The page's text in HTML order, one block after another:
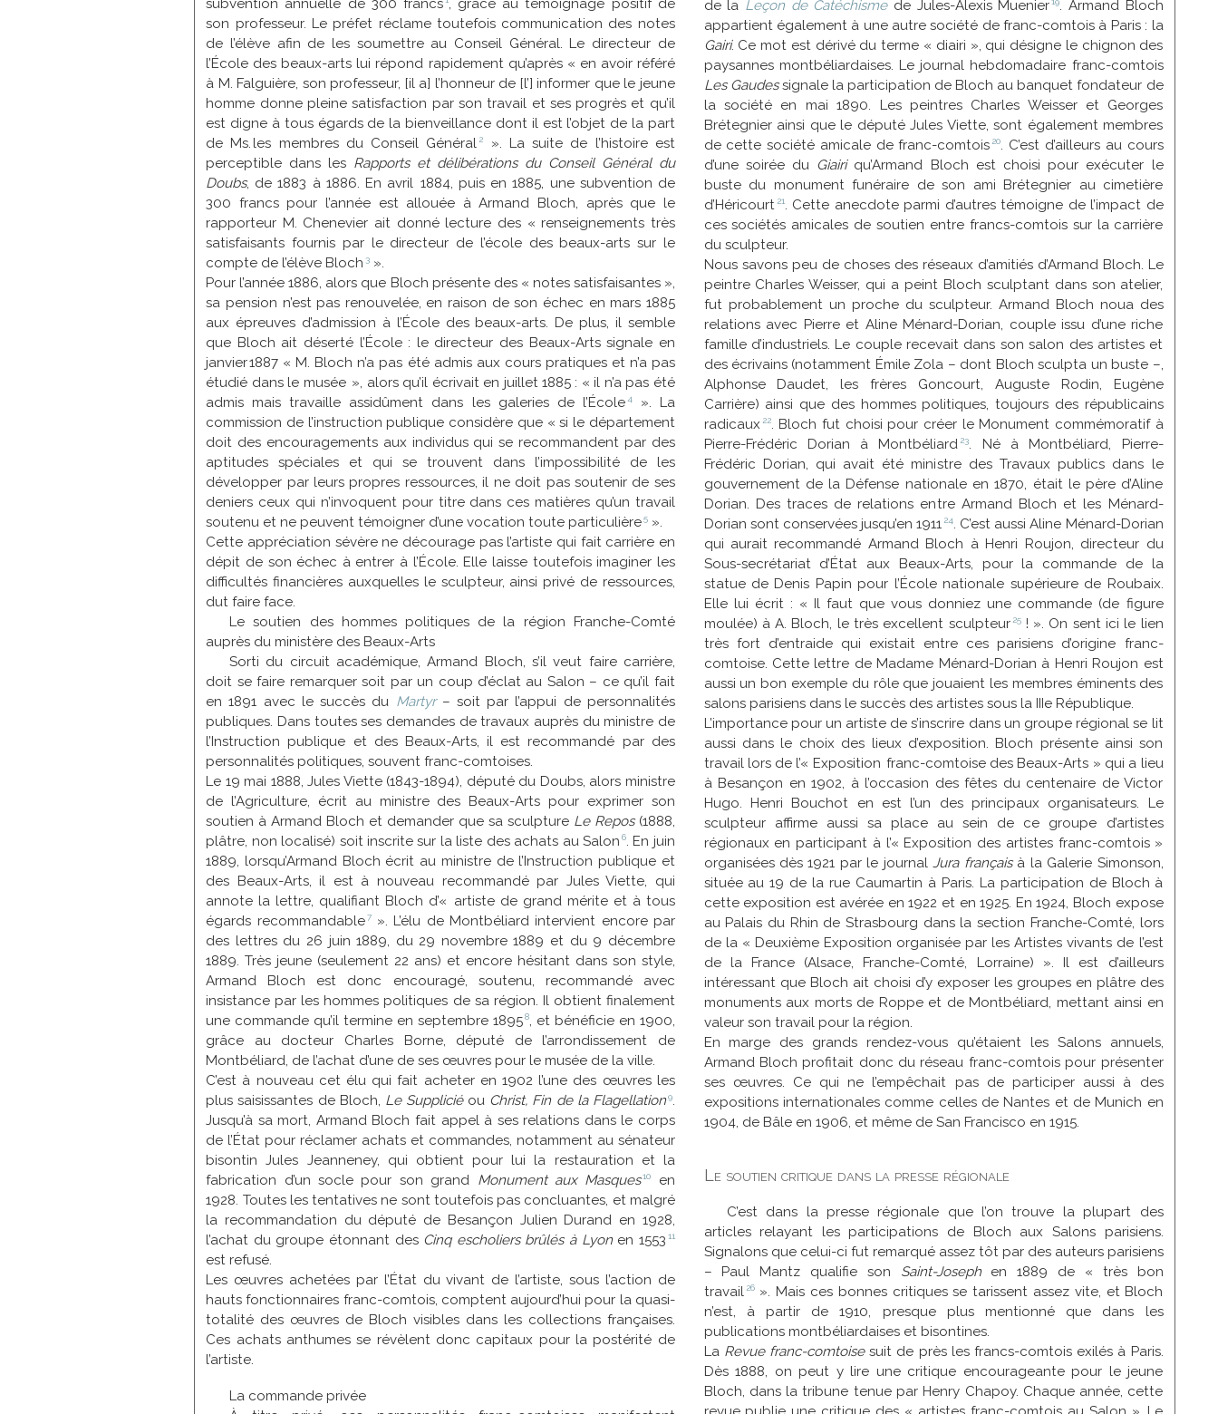
subvention annuelle de 300 francs , grâce au témoignage positif de
son professeur. Le préfet réclame toutefois communication des notes
de l’élève afin de les soumettre au Conseil Général. Le directeur de
l’École des beaux-arts lui répond rapidement qu’après « en avoir référé
à M. Falguière, son professeur, [il a] l’honneur de [l’] informer que le jeune
homme donne pleine satisfaction par son travail et ses progrès et qu’il
est digne à tous égards de la bienveillance dont il est l’objet de la part
de Ms. les membres du Conseil Général 2
». La suite de l’histoire est
perceptible dans les Rapports et délibérations du Conseil Général du
Doubs, de 1883 à 1886. En avril 1884, puis en 1885, une subvention de
300 francs pour l’année est allouée à Armand Bloch, après que le
rapporteur M. Chenevier ait donné lecture des « renseignements très
satisfaisants fournis par le directeur de l’école des beaux-arts sur le
compte de l’élève Bloch 3 ».
Pour l’année 1886, alors que Bloch présente des « notes satisfaisantes »,
sa pension n’est pas renouvelée, en raison de son échec en mars 1885
aux épreuves d’admission à l’École des beaux-arts. De plus, il semble
que Bloch ait déserté l’École : le directeur des Beaux-Arts signale en
janvier 1887 « M. Bloch n’a pas été admis aux cours pratiques et n’a pas
étudié dans le musée », alors qu’il écrivait en juillet 1885 : « il n’a pas été
admis mais travaille assidûment dans les galeries de l’École 4». La
commission de l’instruction publique considère que « si le département
doit des encouragements aux individus qui se recommandent par des
aptitudes spéciales et qui se trouvent dans l’impossibilité de les
développer par leurs propres ressources, il ne doit pas soutenir de ses
deniers ceux qui n’invoquent pour titre dans ces matières qu’un travail
soutenu et ne peuvent témoigner d’une vocation toute particulière 5 ».
Cette appréciation sévère ne décourage pas l’artiste qui fait carrière en
dépit de son échec à entrer à l’École. Elle laisse toutefois imaginer les
difficultés financières auxquelles le sculpteur, ainsi privé de ressources,
dut faire face.
Le soutien des hommes politiques de la région Franche-Comté
auprès du ministère des Beaux-Arts
Sorti du circuit académique, Armand Bloch, s’il veut faire carrière,
doit se faire remarquer soit par un coup d’éclat au Salon – ce qu’il fait
en 1891 avec le succès du Martyr– soit par l’appui de personnalités
publiques. Dans toutes ses demandes de travaux auprès du ministre de
l’Instruction publique et des Beaux-Arts, il est recommandé par des
personnalités politiques, souvent franc-comtoises.
Le 19 mai 1888, Jules Viette (1843-1894), député du Doubs, alors ministre
de l’Agriculture, écrit au ministre des Beaux-Arts pour exprimer son
soutien à Armand Bloch et demander que sa sculpture Le Repos(1888,
plâtre, non localisé) soit inscrite sur la liste des achats au Salon 6. En juin
1889, lorsqu’Armand Bloch écrit au ministre de l’Instruction publique et
des Beaux-Arts, il est à nouveau recommandé par Jules Viette, qui
annote la lettre, qualifiant Bloch d’« artiste de grand mérite et à tous
égards recommandable 7». L’élu de Montbéliard intervient encore par
des lettres du 26 juin 1889, du 29 novembre 1889 et du 9 décembre
1889. Très jeune (seulement 22 ans) et encore hésitant dans son style,
Armand Bloch est donc encouragé, soutenu, recommandé avec
insistance par les hommes politiques de sa région. Il obtient finalement
une commande qu’il termine en septembre 18958, et bénéficie en 1900,
grâce au docteur Charles Borne, député de l’arrondissement de
Montbéliard, de l’achat d’une de ses œuvres pour le musée de la ville.
C’est à nouveau cet élu qui fait acheter en 1902 l’une des œuvres les
plus saisissantes de Bloch, Le Suppliciéou Christ, Fin de la Flagellation9.
Jusqu’à sa mort, Armand Bloch fait appel à ses relations dans le corps
de l’État pour réclamer achats et commandes, notamment au sénateur
bisontin Jules Jeanneney, qui obtient pour lui la restauration et la
fabrication d’un socle pour son grand Monument aux Masques10
en
1928. Toutes les tentatives ne sont toutefois pas concluantes, et malgré
la recommandation du député de Besançon Julien Durand en 1928,
l’achat du groupe étonnant des Cinq escholiers brûlés à Lyonen 1553 11
est refusé.
Les œuvres achetées par l’État du vivant de l’artiste, sous l’action de
hauts fonctionnaires franc-comtois, comptent aujourd’hui pour la quasi-
totalité des œuvres de Bloch visibles dans les collections françaises.
Ces achats anthumes se révèlent donc capitaux pour la postérité de
l’artiste.
La commande privée
de la Leçon de Catéchismede Jules-Alexis Muenier
. Armand Bloch
appartient également à une autre société de franc-comtois à Paris : la
Gairi. Ce mot est dérivé du terme « diairi », qui désigne le chignon des
paysannes montbéliardaises. Le journal hebdomadaire franc-comtois
Les Gaudessignale la participation de Bloch au banquet fondateur de
la société en mai 1890. Les peintres Charles Weisser et Georges
Brétegnier ainsi que le député Jules Viette, sont également membres
de cette société amicale defranc-comtois 20. C’est d’ailleurs au cours
d’une soirée du Giairiqu’Armand Bloch est choisi pour exécuter le
buste du monument funéraire de son ami Brétegnier au cimetière
d’Héricourt 21. Cette anecdote parmi d’autres témoigne de l’impact de
ces sociétés amicales de soutien entre francs-comtois sur la carrière
du sculpteur.
Nous savons peu de choses des réseaux d’amitiés d’Armand Bloch. Le
peintre Charles Weisser, qui a peint Bloch sculptant dans son atelier,
fut probablement un proche du sculpteur. Armand Bloch noua des
relations avec Pierre et Aline Ménard-Dorian, couple issu d’une riche
famille d’industriels. Le couple recevait dans son salon des artistes et
des écrivains (notamment Émile Zola – dont Bloch sculpta un buste –,
Alphonse Daudet, les frères Goncourt, Auguste Rodin, Eugène
Carrière) ainsi que des hommes politiques, toujours des républicains
radicaux 22. Bloch fut choisi pour créer le Monument commémoratif à
Pierre-Frédéric Dorian à Montbéliard 23. Né à Montbéliard, Pierre-
Frédéric Dorian, qui avait été ministre des Travaux publics dans le
gouvernement de la Défense nationale en 1870, était le père d’Aline
Dorian. Des traces de relations entre Armand Bloch et les Ménard-
Dorian sont conservées jusqu’en 1911 24. C’est aussi Aline Ménard-Dorian
qui aurait recommandé Armand Bloch à Henri Roujon, directeur du
Sous-secrétariat d’État aux Beaux-Arts, pour la commande de la
statue de Denis Papin pour l’École nationale supérieure de Roubaix.
Elle lui écrit : « Il faut que vous donniez une commande (de figure
moulée) à A. Bloch, le très excellent sculpteur 25! ». On sent ici le lien
très fort d’entraide qui existait entre ces parisiens d’origine franc-
comtoise. Cette lettre de Madame Ménard-Dorian à Henri Roujon est
aussi un bon exemple du rôle que jouaient les membres éminents des
salons parisiens dans le succès des artistes sous la IIIe République.
L’importance pour un artiste de s’inscrire dans un groupe régional se lit
aussi dans le choix des lieux d’exposition. Bloch présente ainsi son
travail lors de l’« Exposition franc-comtoise des Beaux-Arts » qui a lieu
à Besançon en 1902, à l’occasion des fêtes du centenaire de Victor
Hugo. Henri Bouchot en est l’un des principaux organisateurs. Le
sculpteur affirme aussi sa place au sein de ce groupe d’artistes
régionaux en participant à l’« Exposition des artistes franc-comtois »
organisées dès 1921 par le journalJura françaisà la Galerie Simonson,
située au 19 de la rue Caumartin à Paris. La participation de Bloch à
cette exposition est avérée en 1922 et en 1925. En 1924, Bloch expose
au Palais du Rhin de Strasbourg dans la section Franche-Comté, lors
de la « Deuxième Exposition organisée par les Artistes vivants de l’est
de la France (Alsace, Franche-Comté, Lorraine) ». Il est d’ailleurs
intéressant que Bloch ait choisi d’y exposer les groupes en plâtre des
monuments aux morts de Roppe et de Montbéliard, mettant ainsi en
valeur son travail pour la région.
En marge des grands rendez-vous qu’étaient les Salons annuels,
Armand Bloch profitait donc du réseau franc-comtois pour présenter
ses œuvres. Ce qui ne l’empêchait pas de participer aussi à des
expositions internationales comme celles de Nantes et de Munich en
1904, de Bâle en 1906, et même de San Francisco en 1915.
Le soutien critique dans la presse régionale
C’est dans la presse régionale que l’on trouve la plupart des
articles relayant les participations de Bloch aux Salons parisiens.
Signalons que celui-ci fut remarqué assez tôt par des auteurs parisiens
– Paul Mantz qualifie son Saint-Josephen 1889 de « très bon
travail 26». Mais ces bonnes critiques se tarissent assez vite, et Bloch
n’est, à partir de 1910, presque plus mentionné que dans les
publications montbéliardaises et bisontines.
La Revue franc-comtoisesuit de près les francs-comtois exilés à Paris.
Dès 1888, on peut y lire une critique encourageante pour le jeune
Bloch, dans la tribune tenue par Henry Chapoy. Chaque année, cette